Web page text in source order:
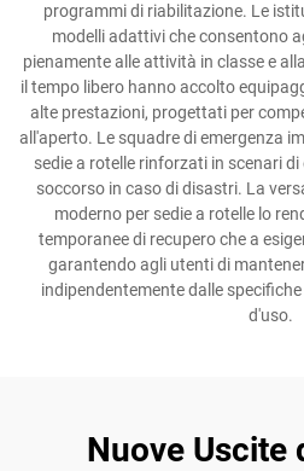
programmi di riabilitazione. Le
modelli adattivi che consentono
pienamente alle attività in classe e
il tempo libero hanno accolto
alte prestazioni, progettati per
all'aperto. Le squadre di emergenza
sedie a rotelle rinforzati in scenari
soccorso in caso di disastri. La
moderno per sedie a rotelle lo
temporanee di recupero che a
garantendo agli utenti di
indipendentemente dalle
d'uso.
Nuove Uscite